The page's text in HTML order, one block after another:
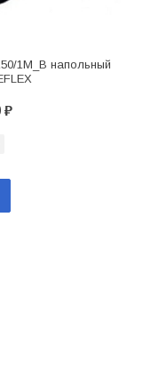
1M_B напольный
₽